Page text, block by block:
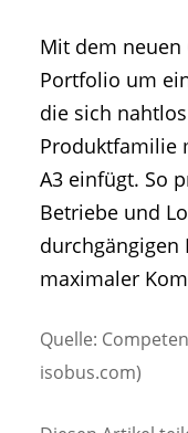
Mit dem neuen
Portfolio um
die sich
Produktfamilie
A3 einfügt. So
Betriebe und
maximaler
Quelle:
isobus.com)